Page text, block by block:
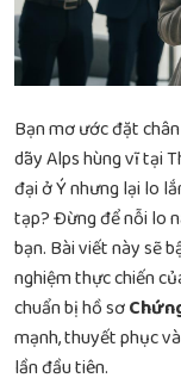
Bạn mơ ước đặt
dãy Alps hùng vĩ tại
đại ở Ý nhưng lại lo
tạp? Đừng để nỗi lo
bạn. Bài viết này sẽ
nghiệm thực chiến
chuẩn bị hồ sơ
mạnh, thuyết phục
lần đầu tiên.